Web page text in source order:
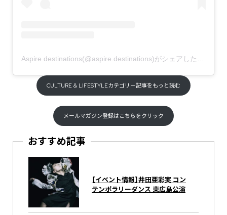
Aspire destinations(@aspire.destinations)がシェアした投稿
CULTURE & LIFESTYLEカテゴリー記事をもっと読む
メールマガジン登録はこちらをクリック
おすすめ記事
【イベント情報】井田亜彩実 コン
テンポラリーダンス 東広島公演